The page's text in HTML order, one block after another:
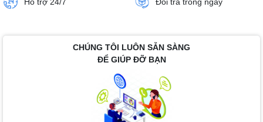
CHÚNG TÔI LUÔN SẴN SÀNG
ĐỂ GIÚP ĐỠ BẠN